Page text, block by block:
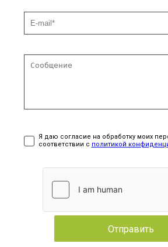
Я даю согласие на обработку моих
соответствии с политикой